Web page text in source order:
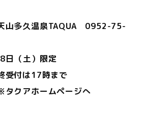
山多久温泉TAQUA 0952-75-
（土）限定
受付は17時まで
クアホームページへ